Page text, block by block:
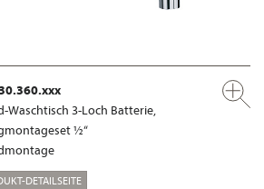
Waschtisch 3-Loch Batterie,
½“
DETAILSEITE